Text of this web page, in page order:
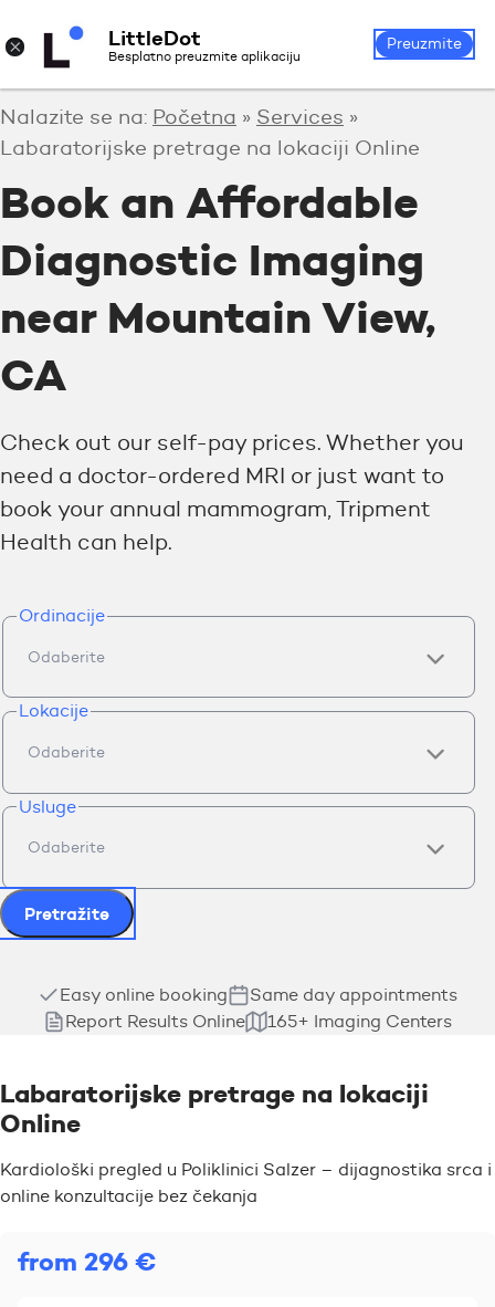
Prijava
Nalazite se na: Početna » Services »
Labaratorijske pretrage na lokaciji Online
Book an Affordable
Diagnostic Imaging
near Mountain View,
CA
Check out our self-pay prices. Whether you
need a doctor-ordered MRI or just want to
book your annual mammogram, Tripment
Health can help.
Ordinacije
Lokacije
Usluge
Pretražite
Easy online booking
Same day appointments
Report Results Online
165+ Imaging Centers
Labaratorijske pretrage na lokaciji
Online
Kardiološki pregled u Poliklinici Salzer – dijagnostika srca i
online konzultacije bez čekanja
from 296 €
× LittleDot
Besplatno preuzmite aplikaciju
Preuzmite